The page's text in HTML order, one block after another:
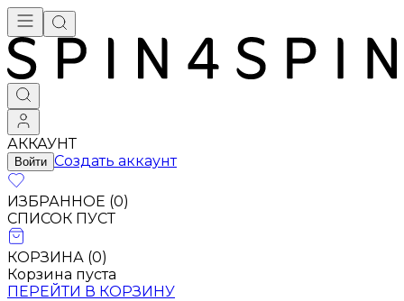
АККАУНТ
Войти Создать аккаунт
ИЗБРАННОЕ (0)
СПИСОК ПУСТ
КОРЗИНА (0)
Корзина пуста
ПЕРЕЙТИ В КОРЗИНУ